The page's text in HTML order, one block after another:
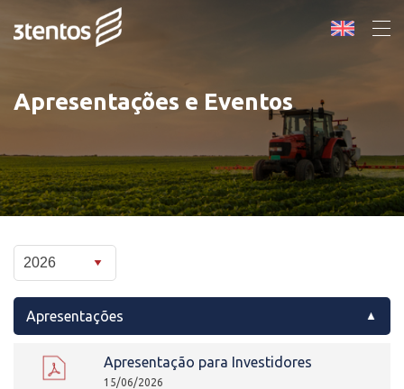
Apresentações e Eventos
Apresentações
Apresentação para Investidores
15/06/2026